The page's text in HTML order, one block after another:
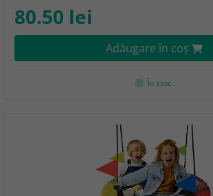
80.50 lei
Adăugare în coş
În stoc